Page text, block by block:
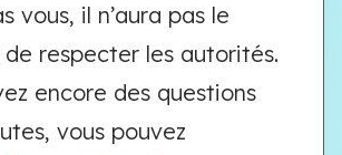
vous, il n’aura pas le
respecter les autorités.
encore des questions
vous pouvez